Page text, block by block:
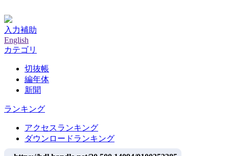
入力補助
English
カテゴリ
切抜帳
編年体
新聞
ランキング
アクセスランキング
ダウンロードランキング